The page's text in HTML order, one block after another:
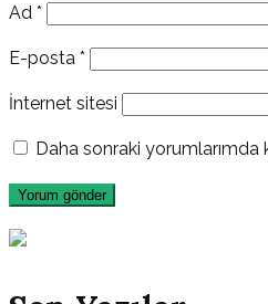
Ad *
E-posta *
İnternet sitesi
Daha sonraki yorumlarımda